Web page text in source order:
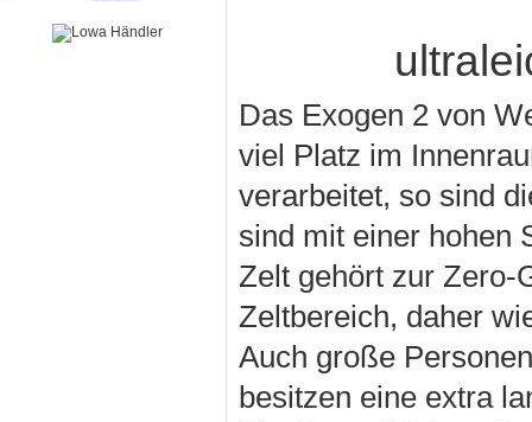
Das Exogen 2 von
viel Platz im
verarbeitet, so sind
sind mit einer hohen
Zelt gehört zur Zero-
Zeltbereich, daher
Auch große
besitzen eine extra